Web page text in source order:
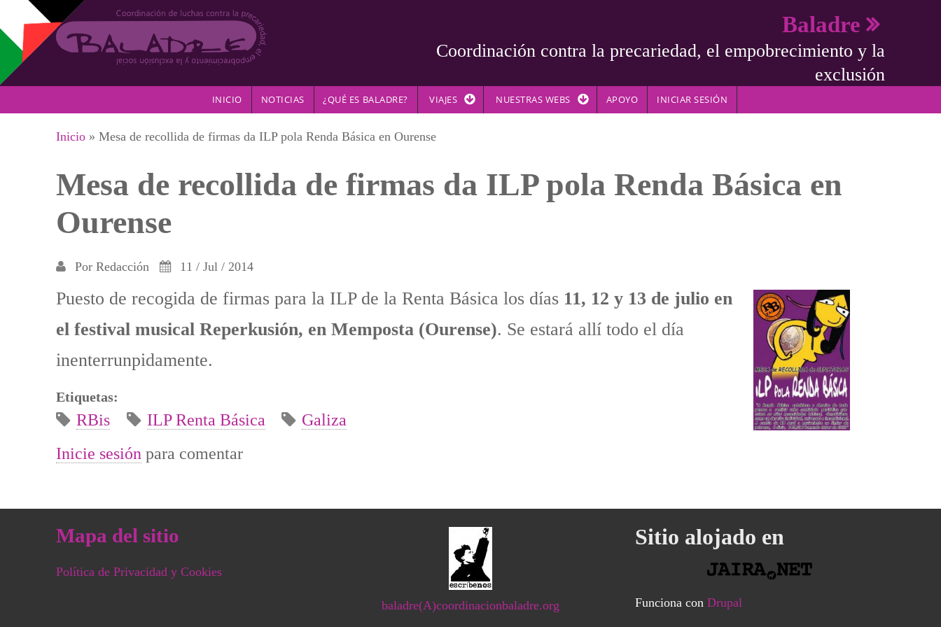
Pasar al contenido principal
Baladre
Coordinación contra la precariedad, el empobrecimiento y la
exclusión
INICIO NOTICIAS ¿QUÉ ES BALADRE? VIAJES NUESTRAS WEBS APOYO INICIAR SESIÓN
Se encuentra usted aquí
Inicio » Mesa de recollida de firmas da ILP pola Renda Básica en Ourense
Mesa de recollida de firmas da ILP pola Renda Básica en
Ourense
Por Redacción 11 / Jul / 2014
Puesto de recogida de firmas para la ILP de la Renta Básica los días 11, 12 y 13 de julio en
el festival musical Reperkusión, en Memposta (Ourense). Se estará allí todo el día
inenterrunpidamente.
Etiquetas:
RBis ILP Renta Básica
Galiza
Inicie sesión para comentar
Mapa del sitio
Política de Privacidad y Cookies
baladre(A)coordinacionbaladre.org
Sitio alojado en
Funciona con Drupal